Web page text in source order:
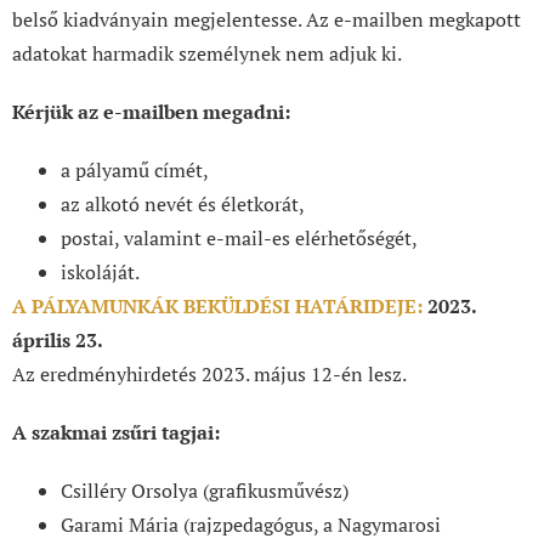
belső kiadványain megjelentesse. Az e-mailben megkapott
adatokat harmadik személynek nem adjuk ki.
Kérjük az e-mailben megadni:
a pályamű címét,
az alkotó nevét és életkorát,
postai, valamint e-mail-es elérhetőségét,
iskoláját.
A PÁLYAMUNKÁK BEKÜLDÉSI HATÁRIDEJE:2023.
április 23.
Az eredményhirdetés 2023. május 12-én lesz.
A szakmai zsűri tagjai:
Csilléry Orsolya (grafikusművész)
Garami Mária (rajzpedagógus, a Nagymarosi